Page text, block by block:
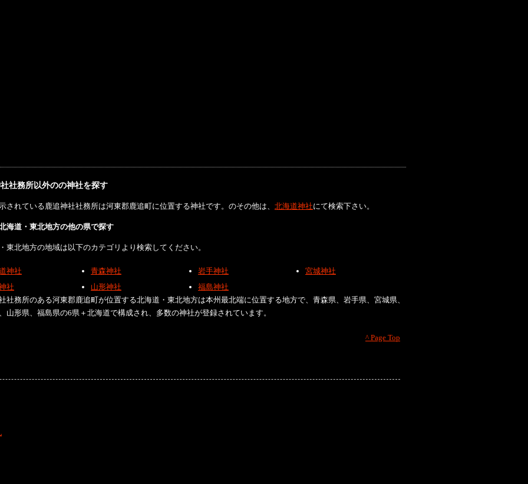
社務所以外のの神社を探す
されている鹿追神社社務所は河東郡鹿追町に位置する神社です。のその他は、 北海道神社にて検索下さい。
海道・東北地方の他の県で探す
東北地方の地域は以下のカテゴリより検索してください。
神社 青森神社 岩手神社
宮城神社
社
山形神社
福島神社
社務所のある河東郡鹿追町が位置する北海道・東北地方は本州最北端に位置する地方で、青森県、岩手県、宮城県、
山形県、福島県の6県＋北海道で構成され、多数の神社が登録されています。
^ Page Top